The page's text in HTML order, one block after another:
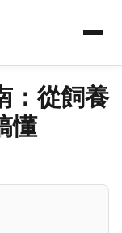
：從飼養
懂